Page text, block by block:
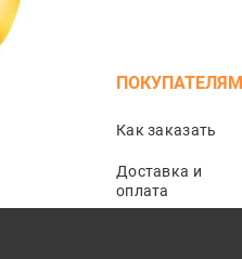
ПОКУПАТЕЛЯМ
Как заказать
Доставка и
оплата